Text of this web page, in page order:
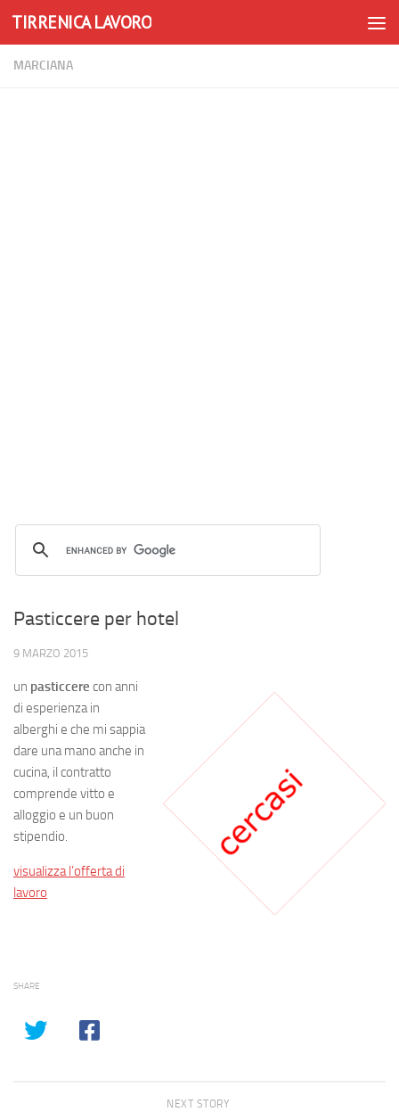
Skip to content
TIRRENICA LAVORO
MARCIANA
Pasticcere per hotel
9 MARZO 2015
un pasticcere con anni
di esperienza in
alberghi e che mi sappia
dare una mano anche in
cucina, il contratto
comprende vitto e
alloggio e un buon
stipendio.
visualizza l’offerta di
lavoro
SHARE
NEXT STORY